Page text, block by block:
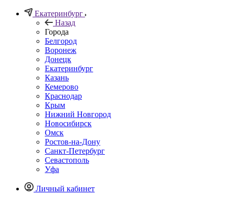
Екатеринбург
Назад
Города
Белгород
Воронеж
Донецк
Екатеринбург
Казань
Кемерово
Краснодар
Крым
Нижний Новгород
Новосибирск
Омск
Ростов-на-Дону
Санкт-Петербург
Севастополь
Уфа
Личный кабинет